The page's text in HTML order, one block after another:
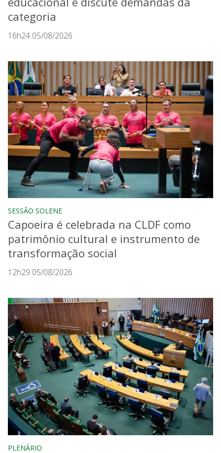
categoria
16h24 05/08/2026
SESSÃO SOLENE
Capoeira é celebrada na CLDF como
patrimônio cultural e instrumento de
transformação social
12h29 05/08/2026
PLENÁRIO